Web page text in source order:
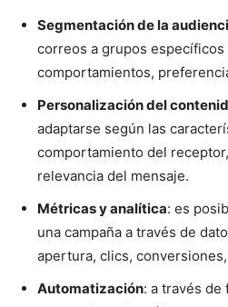
Segmentación de la
correos a grupos específicos
comportamientos,
Personalización del
adaptarse según las
comportamiento del
relevancia del mensaje.
Métricas y analítica: es
una campaña a través de
apertura, clics,
Automatización: a través de